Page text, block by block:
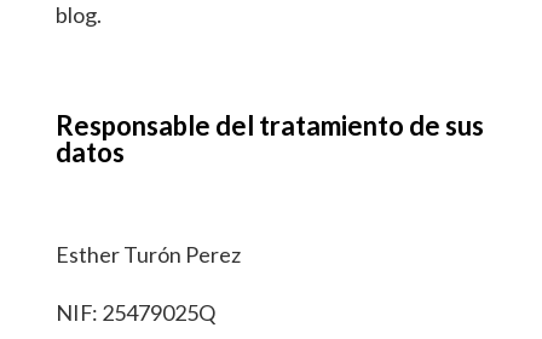
blog.
Responsable del tratamiento de sus
datos
Esther Turón Perez
NIF: 25479025Q